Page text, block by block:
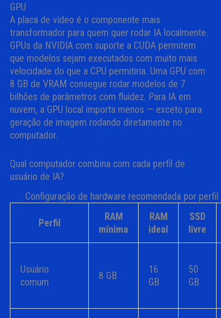
GPU
A placa de vídeo é o componente mais
transformador para quem quer rodar IA localmente.
GPUs da NVIDIA com suporte a CUDA permitem
que modelos sejam executados com muito mais
velocidade do que a CPU permitiria. Uma GPU com
8 GB de VRAM consegue rodar modelos de 7
bilhões de parâmetros com fluidez. Para IA em
nuvem, a GPU local importa menos — exceto para
geração de imagem rodando diretamente no
computador.
Qual computador combina com cada perfil de
usuário de IA?
Configuração de hardware recomendada por
Perfil
RAM
mínima
RAM
ideal
SSD
livre
Usuário
comum
8 GB
16
GB
50
GB